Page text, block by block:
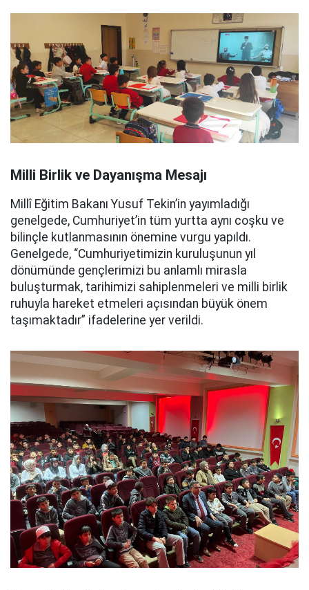
Milli Birlik ve Dayanışma Mesajı
Millî Eğitim Bakanı Yusuf Tekin’in yayımladığı
genelgede, Cumhuriyet’in tüm yurtta aynı coşku ve
bilinçle kutlanmasının önemine vurgu yapıldı.
Genelgede, “Cumhuriyetimizin kuruluşunun yıl
dönümünde gençlerimizi bu anlamlı mirasla
buluşturmak, tarihimizi sahiplenmeleri ve milli birlik
ruhuyla hareket etmeleri açısından büyük önem
taşımaktadır” ifadelerine yer verildi.